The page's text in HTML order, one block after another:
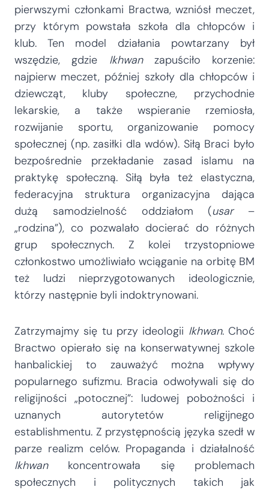
pierwszymi członkami Bractwa, wzniósł meczet,
przy którym powstała szkoła dla chłopców i
klub. Ten model działania powtarzany był
wszędzie, gdzie Ikhwanzapuściło korzenie:
najpierw meczet, później szkoły dla chłopców i
dziewcząt, kluby społeczne, przychodnie
lekarskie, a także wspieranie rzemiosła,
rozwijanie sportu, organizowanie pomocy
społecznej (np. zasiłki dla wdów). Siłą Braci było
bezpośrednie przekładanie zasad islamu na
praktykę społeczną. Siłą była też elastyczna,
federacyjna struktura organizacyjna dająca
dużą samodzielność oddziałom (usar–
„rodzina”), co pozwalało docierać do różnych
grup społecznych. Z kolei trzystopniowe
członkostwo umożliwiało wciąganie na orbitę BM
też ludzi nieprzygotowanych ideologicznie,
którzy następnie byli indoktrynowani.
Zatrzymajmy się tu przy ideologii Ikhwan. Choć
Bractwo opierało się na konserwatywnej szkole
hanbalickiej to zauważyć można wpływy
popularnego sufizmu. Bracia odwoływali się do
religijności „potocznej”: ludowej pobożności i
uznanych autorytetów religijnego
establishmentu. Z przystępnością języka szedł w
parze realizm celów. Propaganda i działalność
Ikhwankoncentrowała się problemach
społecznych i politycznych takich jak